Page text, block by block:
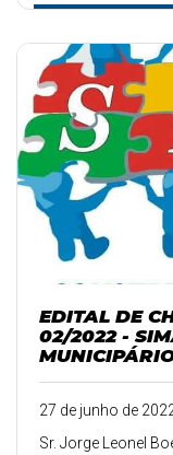
EDITAL DE
02/2022 -
27 de junho de
Sr. Jorge Leonel